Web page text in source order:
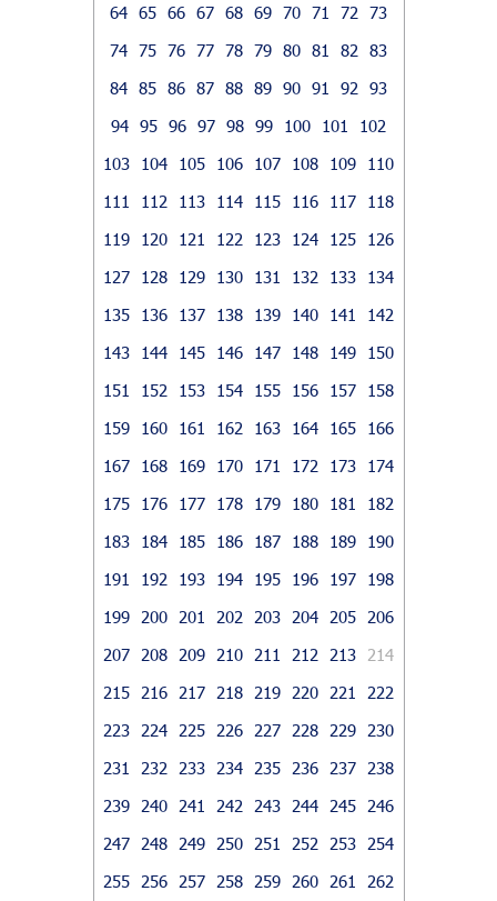
64 65 66 67 68 69 70 71 72
73
74 75 76 77 78 79 80 81 82
83
84 85 86 87 88 89 90 91 92
93
94 95 96 97 98 99 100 101
102
103
104 105 106 107 108 109
110
111
112 113 114 115 116 117
118
119
120 121 122 123 124 125
126
127
128 129 130 131 132 133
134
135
136 137 138 139 140 141
142
143
144 145 146 147 148 149
150
151
152 153 154 155 156 157
158
159
160 161 162 163 164 165
166
167
168 169 170 171 172 173
174
175
176 177 178 179 180 181
182
183
184 185 186 187 188 189
190
191
192 193 194 195 196 197
198
199
200 201 202 203 204 205
206
207
208 209 210 211 212 213
214
215
216 217 218 219 220 221
222
223
224 225 226 227 228 229
230
231
232 233 234 235 236 237
238
239
240 241 242 243 244 245
246
247
248 249 250 251 252 253
254
255
256 257 258 259 260 261
262